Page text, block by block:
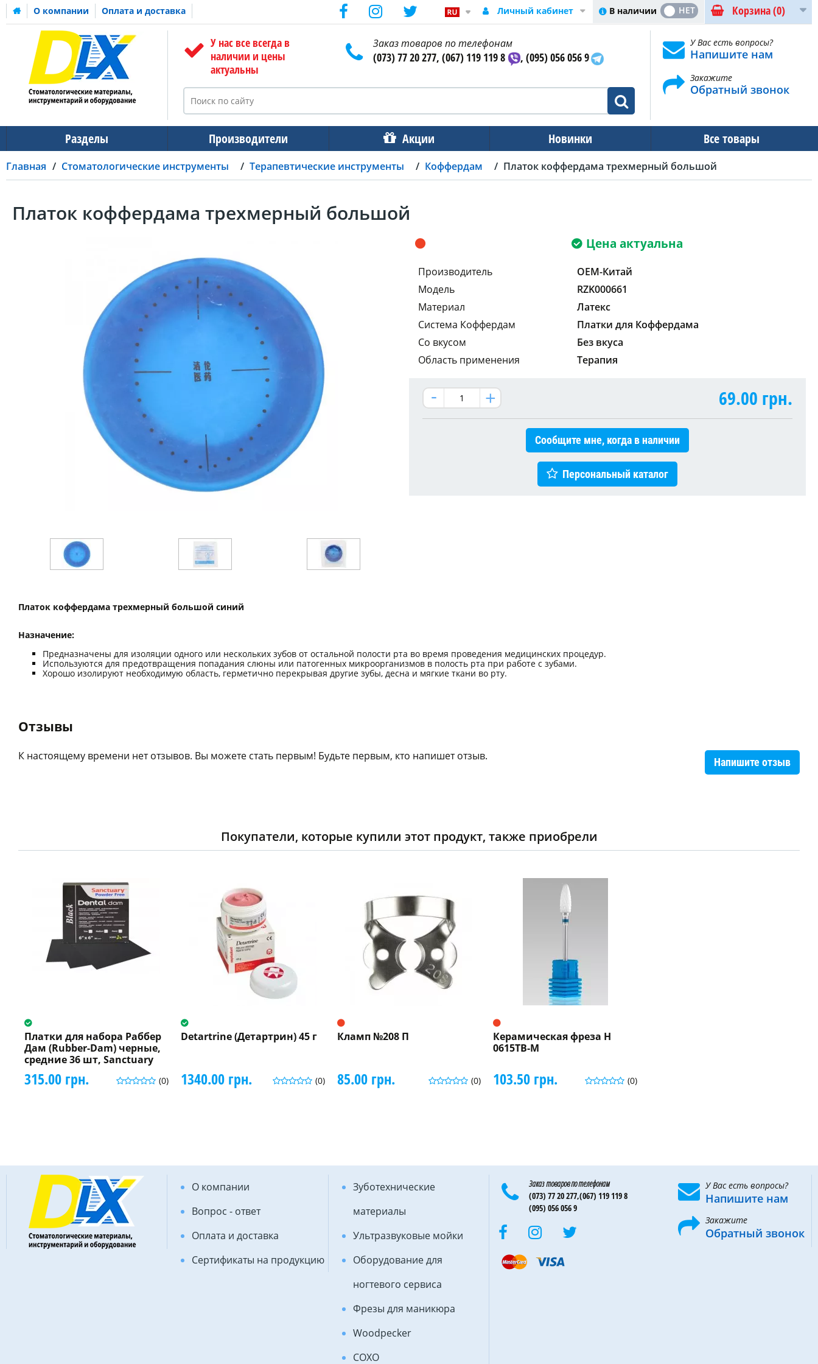
О компании Оплата и доставка Корзина(0)
В наличии
ДА НЕТ
Личный кабинет
У нас все всегда в
наличии и цены
актуальны
Заказ товаров по телефонам
(073) 77 20 277, (067) 119 119 8 , (095) 056 056 9
У Вас есть вопросы?
Напишите нам
Закажите
Обратный звонок
Разделы Производители Акции Новинки Все товары
Главная Стоматологические инструменты Терапевтические инструменты Коффердам Платок коффердама трехмерный большой
Платок коффердама трехмерный большой
Цена актуальна
Производитель
OEM-Китай
Модель
RZK000661
Материал
Латекс
Система Коффердам
Платки для Коффердама
Со вкусом
Без вкуса
Область применения
Терапия
69.00 грн.
Сообщите мне, когда в наличии
Персональный каталог
Платок коффердама трехмерный большой синий
Назначение:
Предназначены для изоляции одного или нескольких зубов от остальной полости рта во время проведения медицинских процедур.
Используются для предотвращения попадания слюны или патогенных микроорганизмов в полость рта при работе с зубами.
Хорошо изолируют необходимую область, герметично перекрывая другие зубы, десна и мягкие ткани во рту.
Отзывы
Напишите отзыв
К настоящему времени нет отзывов. Вы можете стать первым! Будьте первым, кто напишет отзыв.
Покупатели, которые купили этот продукт, также приобрели
Платки для набора Раббер
Дам (Rubber-Dam) черные,
средние 36 шт, Sanctuary
(0)
315.00 грн.
Detartrine (Детартрин) 45 г
(0)
1340.00 грн.
Кламп №208 П
(0)
85.00 грн.
Керамическая фреза Н
0615ТВ-М
(0)
103.50 грн.
О компании
Вопрос - ответ
Оплата и доставка
Сертификаты на продукцию
Зуботехнические
материалы
Ультразвуковые мойки
Оборудование для
ногтевого сервиса
Фрезы для маникюра
Woodpecker
COXO
Заказ товаров по телефонам
(073) 77 20 277,(067) 119 119 8
(095) 056 056 9
У Вас есть вопросы?
Напишите нам
Закажите
Обратный звонок